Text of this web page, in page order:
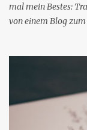
mal mein Bestes:
von einem Blog
was ich zu deinem
'TrackbackURL' des
Parameter übergibt